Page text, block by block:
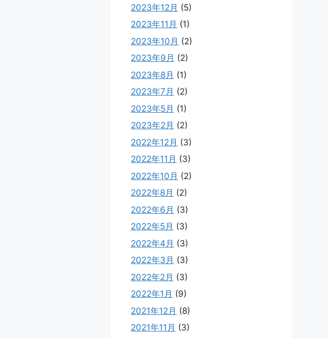
2023年12月 (5)
2023年11月 (1)
2023年10月 (2)
2023年9月 (2)
2023年8月 (1)
2023年7月 (2)
2023年5月 (1)
2023年2月 (2)
2022年12月 (3)
2022年11月 (3)
2022年10月 (2)
2022年8月 (2)
2022年6月 (3)
2022年5月 (3)
2022年4月 (3)
2022年3月 (3)
2022年2月 (3)
2022年1月 (9)
2021年12月 (8)
2021年11月 (3)